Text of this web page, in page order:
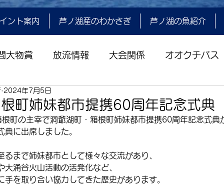
ント案内 芦ノ湖産のわかさぎ 芦ノ湖の魚紹介
大物賞 放流情報 大会関係 オオクチバス
町姉妹都市提携60周年記念式典
2024年7月5日
町の主宰で洞爺湖町・箱根町姉妹都市提携60周年記念式典
に出席しました。
るまで姉妹都市として様々な交流があり、
涌谷火山活動の活発化など、
手を取り合い協力してきた歴史があります。